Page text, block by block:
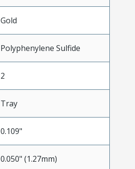
Gold
Polyphenylene Sulfide
2
Tray
0.109"
0.050" (1.27mm)